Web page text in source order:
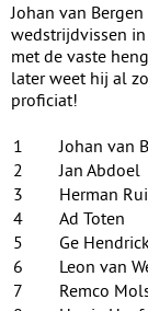
Johan van
wedstrijdvissen
met de vaste
later weet hij al
proficiat!
1 Johan van
2
Jan Abdoel
3
Herman
4
Ad Toten
5
Ge
6
Leon van
7
Remco